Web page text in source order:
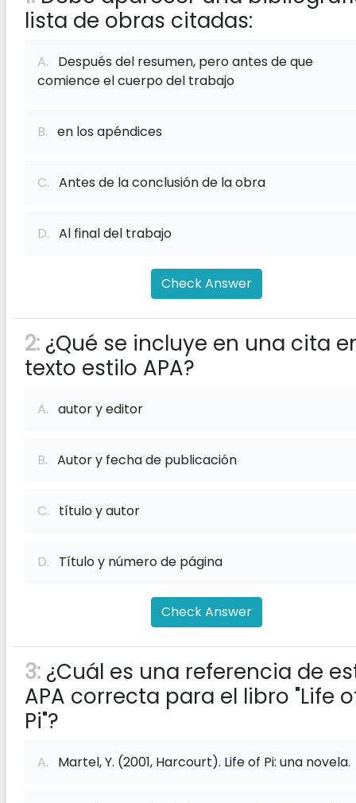
lista de obras citadas:
A. Después del resumen, pero antes de que
comience el cuerpo del trabajo
B. en los apéndices
C. Antes de la conclusión de la obra
D. Al final del trabajo
Check Answer
2: ¿Qué se incluye en una cita
texto estilo APA?
A. autor y editor
B. Autor y fecha de publicación
C. título y autor
D. Título y número de página
Check Answer
3: ¿Cuál es una referencia de
APA correcta para el libro "Life
Pi"?
A. Martel, Y. (2001, Harcourt). Life of Pi: una novela.